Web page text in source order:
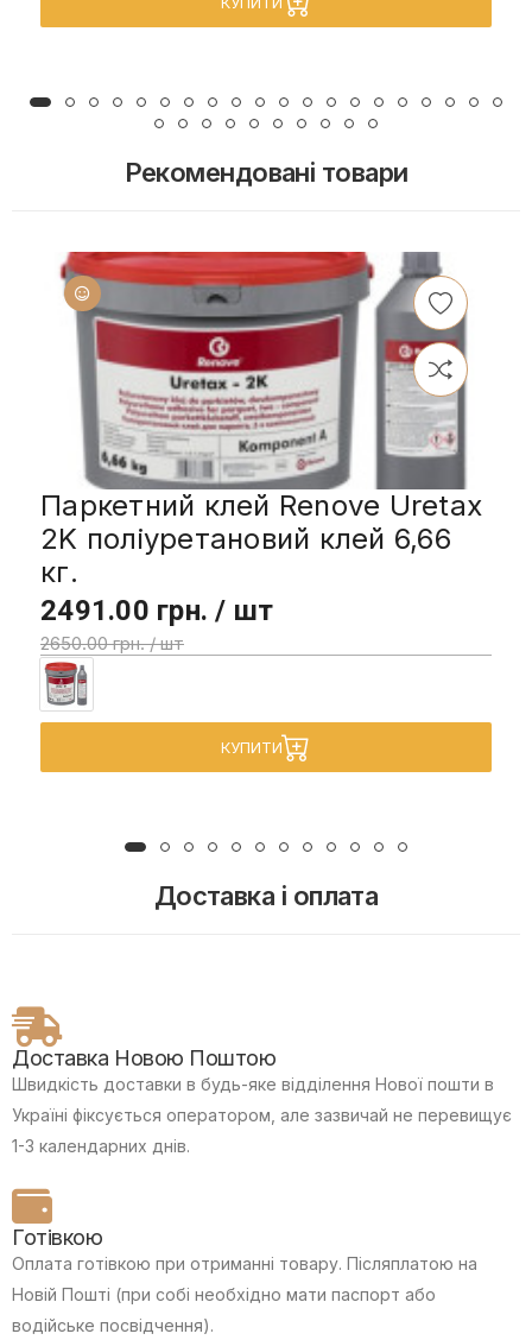
Рекомендовані товари
Паркетний клей Renove Uretax
2K поліуретановий клей 6,66
кг.
2491.00 грн. / шт
2650.00 грн. / шт
КУПИТИ
Доставка і оплата
Доставка Новою Поштою
Швидкість доставки в будь-яке відділення Нової пошти в
Україні фіксується оператором, але зазвичай не перевищує
1-3 календарних днів.
Готівкою
Оплата готівкою при отриманні товару. Післяплатою на
Новій Пошті (при собі необхідно мати паспорт або
водійське посвідчення).